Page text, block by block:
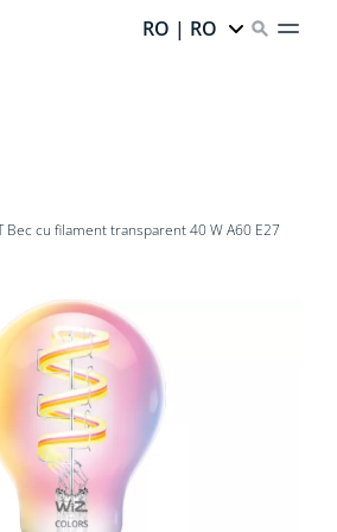
RO | RO
Bec cu filament transparent 40 W A60 E27